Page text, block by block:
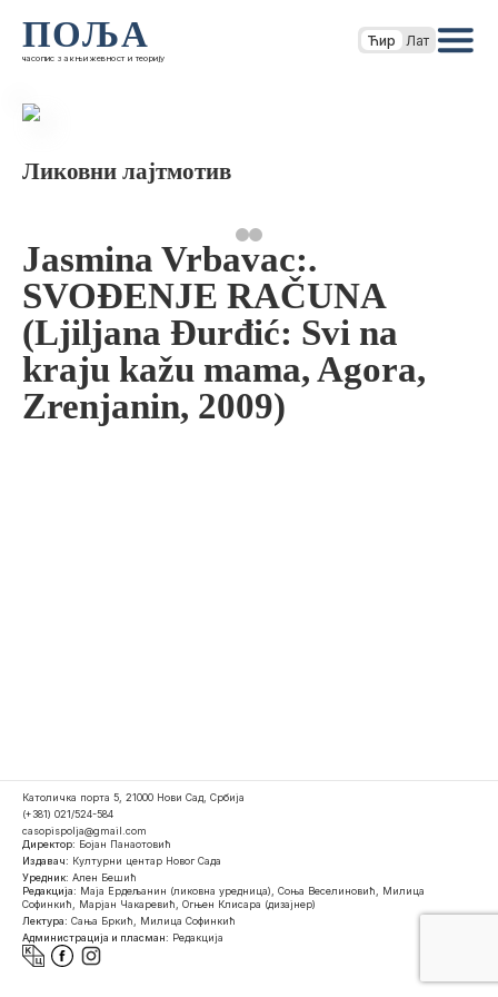
ПОЉА
часопис за књижевност и теорију
Ћир Лат
Ликовни лајтмотив
Jasmina Vrbavac:.
SVOĐENJE RAČUNA
(Ljiljana Đurđić: Svi na
kraju kažu mama, Agora,
Zrenjanin, 2009)
Католичка порта 5, 21000 Нови Сад, Србија
(+381) 021/524-584
casopispolja@gmail.com
Директор: Бојан Панаотовић
Издавач: Културни центар Новог Сада
Уредник: Ален Бешић
Редакција: Маја Ердељанин (ликовна уредница), Соња Веселиновић, Милица
Софинкић, Марјан Чакаревић, Огњен Клисара (дизајнер)
Лектура: Сања Бркић, Милица Софинкић
Администрација и пласман: Редакција